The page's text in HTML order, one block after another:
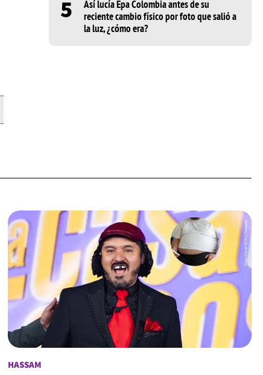
5
Así lucía Epa Colombia antes de su
reciente cambio físico por foto que salió a
la luz, ¿cómo era?
HASSAM